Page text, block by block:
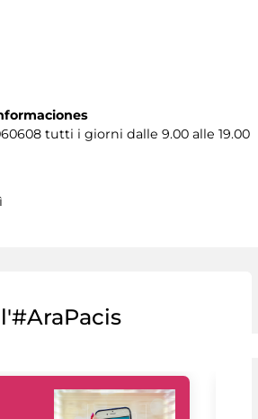
tutti i giorni dalle 9.00 alle 19.00